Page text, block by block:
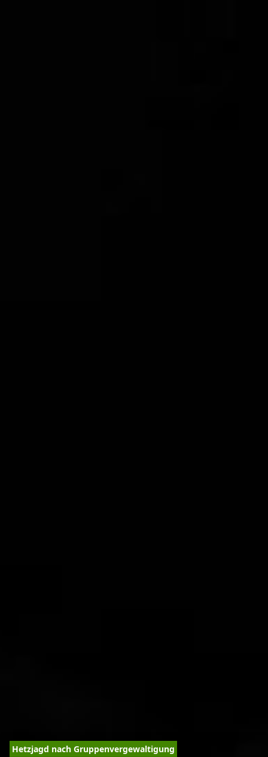
Hetzjagd nach Gruppenvergewaltigung